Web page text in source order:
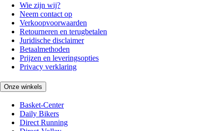
Wie zijn wij?
Neem contact op
Verkoopvoorwaarden
Retourneren en terugbetalen
Juridische disclaimer
Betaalmethoden
Prijzen en leveringsopties
Privacy verklaring
Onze winkels
Basket-Center
Daily Bikers
Direct Running